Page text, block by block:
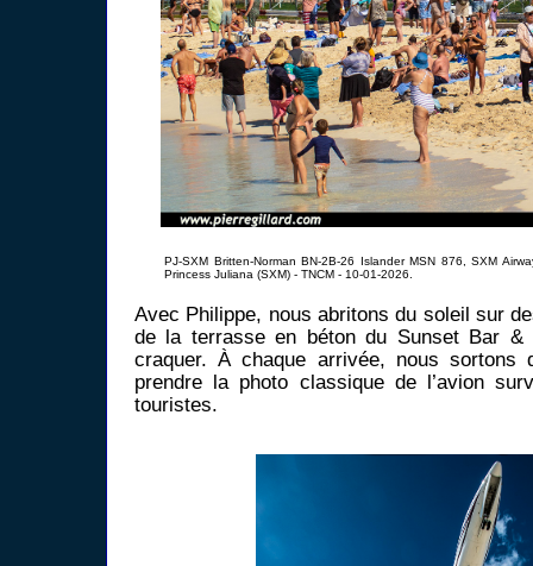
PJ-SXM Britten-Norman BN-2B-26 Islander MSN 876, SXM
Princess Juliana (SXM) - TNCM - 10-01-2026.
Avec Philippe, nous abritons du soleil sur
de la terrasse en béton du Sunset Bar
craquer. À chaque arrivée, nous sortons
prendre la photo classique de l’avion
touristes.